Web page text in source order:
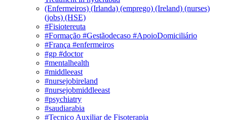
(Enfermeiros) (Irlanda) (emprego) (Ireland) (nurses)
(jobs) (HSE)
#Fisiotereuta
#Formação #Gestãodecaso #ApoioDomiciliário
#França #enfermeiros
#gp #doctor
#mentalhealth
#middleeast
#nursejobireland
#nursejobmiddleeast
#psychiatry
#saudiarabia
#Tecnico Auxiliar de Fisoterapia